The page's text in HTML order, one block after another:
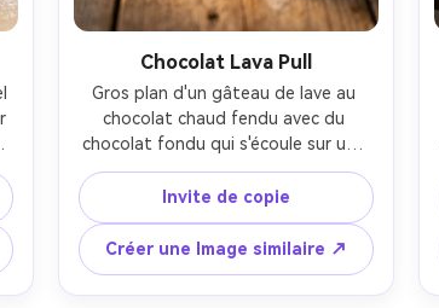
Chocolat Lava Pull
Gros plan d'un gâteau de lave au
chocolat chaud fendu avec du
chocolat fondu qui s'écoule sur une
assiette de pierre sombre, la vapeur
montant subtilement, une cuillère de
glace à la vanille fondant sur le côté,
un éclairage discret dramatique avec
des points forts, prise sur Nikon Z7
II, 105mm macro, f/2.8, profondeur
Invite de copie
Créer une Image similaire ↗